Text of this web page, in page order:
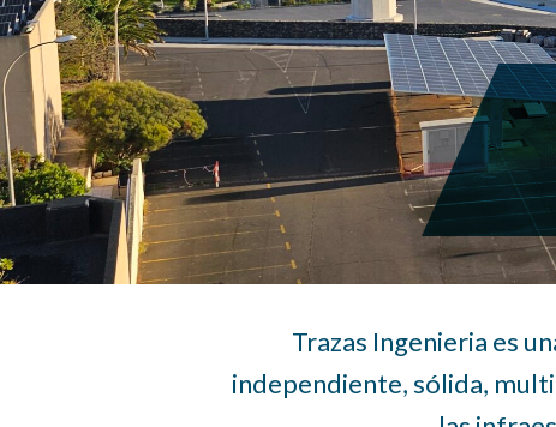
Trazas Ingenieria es
independiente, sólida,